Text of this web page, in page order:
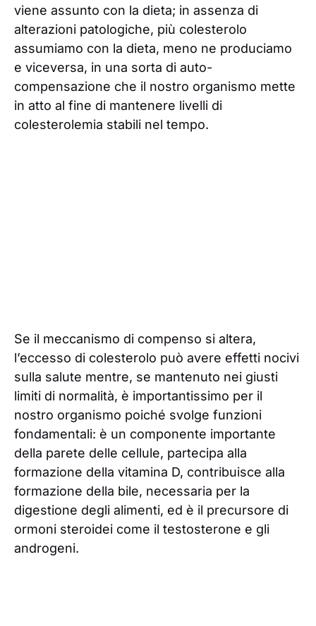
viene assunto con la dieta; in assenza di
alterazioni patologiche, più colesterolo
assumiamo con la dieta, meno ne produciamo
e viceversa, in una sorta di auto-
compensazione che il nostro organismo mette
in atto al fine di mantenere livelli di
colesterolemia stabili nel tempo.
Se il meccanismo di compenso si altera,
l’eccesso di colesterolo può avere effetti nocivi
sulla salute mentre, se mantenuto nei giusti
limiti di normalità, è importantissimo per il
nostro organismo poiché svolge funzioni
fondamentali: è un componente importante
della parete delle cellule, partecipa alla
formazione della vitamina D, contribuisce alla
formazione della bile, necessaria per la
digestione degli alimenti, ed è il precursore di
ormoni steroidei come il testosterone e gli
androgeni.